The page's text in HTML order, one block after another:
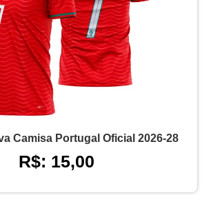
Camisa Portugal Oficial 2026-28
R$: 15,00